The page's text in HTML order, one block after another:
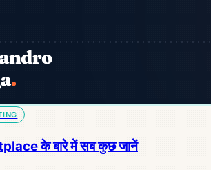
के बारे में सब कुछ जानें